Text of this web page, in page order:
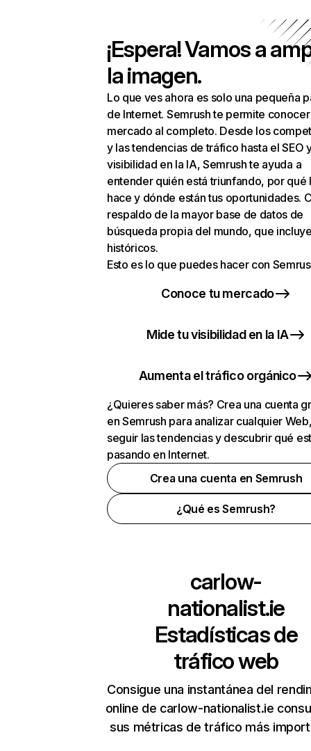
¡Espera! Vamos a
la imagen.
Lo que ves ahora es solo una pequeña
de Internet. Semrush te permite
mercado al completo. Desde los
y las tendencias de tráfico hasta el SEO
visibilidad en la IA, Semrush te ayuda a
entender quién está triunfando, por qué
hace y dónde están tus oportunidades.
respaldo de la mayor base de datos de
búsqueda propia del mundo, que
históricos.
Esto es lo que puedes hacer con
Conoce tu mercado
Mide tu visibilidad en la IA
Aumenta el tráfico orgánico
¿Quieres saber más? Crea una cuenta
en Semrush para analizar cualquier
seguir las tendencias y descubrir qué
pasando en Internet.
Crea una cuenta en Semrush
¿Qué es Semrush?
carlow-
nationalist.ie
Estadísticas de
tráfico web
Consigue una instantánea del
online de carlow-nationalist.ie
sus métricas de tráfico más